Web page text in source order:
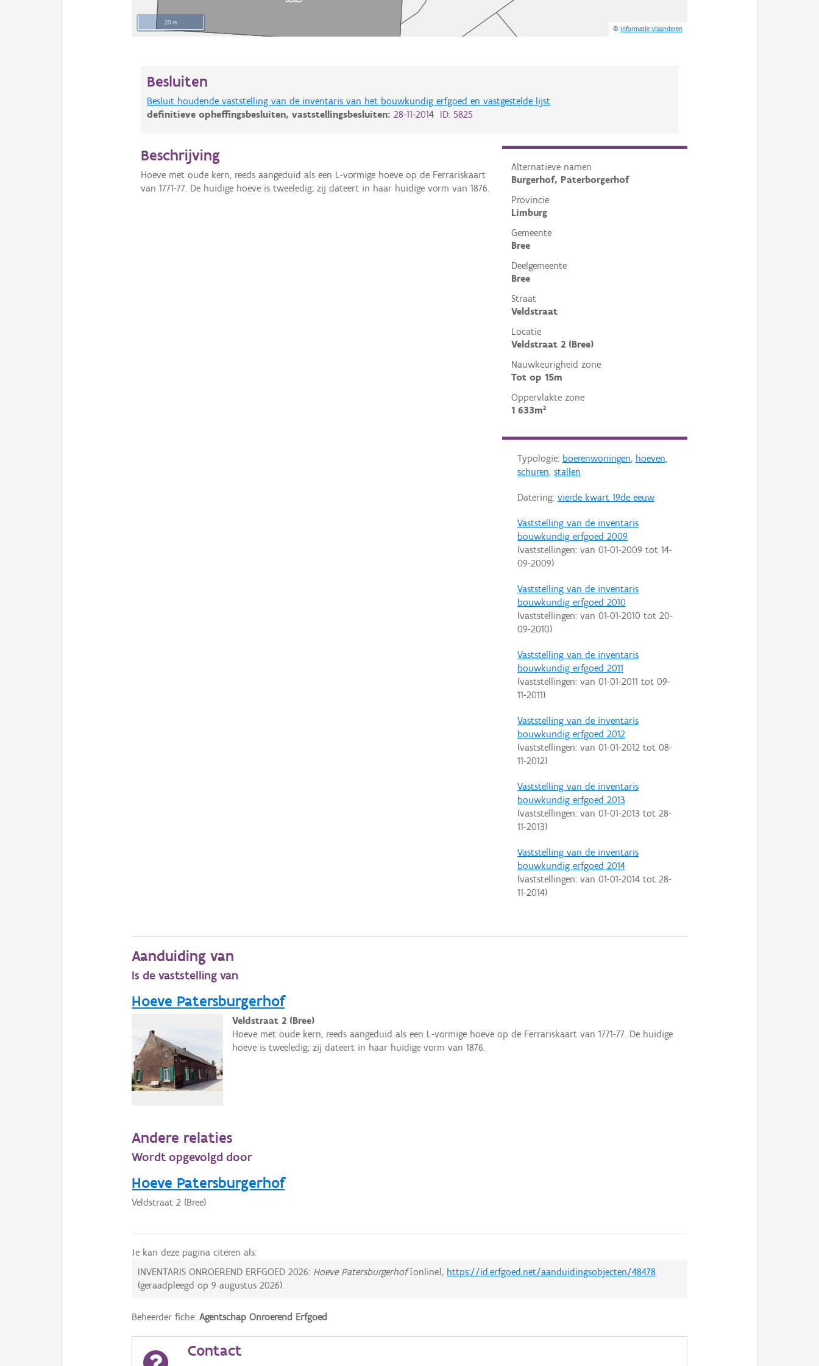
20 m
©Informatie Vlaanderen
Besluiten
Besluit houdende vaststelling van de inventaris van het bouwkundig erfgoed en vastgestelde lijst
definitieve opheffingsbesluiten,vaststellingsbesluiten:28-11-2014 ID: 5825
Alternatieve namen
Burgerhof, Paterborgerhof
Provincie
Limburg
Gemeente
Bree
Deelgemeente
Bree
Straat
Veldstraat
Locatie
Veldstraat 2 (Bree)
Nauwkeurigheid zone
Tot op 15m
Oppervlakte zone
1 633m²
Typologie: boerenwoningen, hoeven,
schuren, stallen
Datering: vierde kwart 19de eeuw
Vaststelling van de inventaris
bouwkundig erfgoed 2009
(vaststellingen: van 01-01-2009 tot 14-
09-2009)
Vaststelling van de inventaris
bouwkundig erfgoed 2010
(vaststellingen: van 01-01-2010 tot 20-
09-2010)
Vaststelling van de inventaris
bouwkundig erfgoed 2011
(vaststellingen: van 01-01-2011 tot 09-
11-2011)
Vaststelling van de inventaris
bouwkundig erfgoed 2012
(vaststellingen: van 01-01-2012tot 08-
11-2012)
Vaststelling van de inventaris
bouwkundig erfgoed 2013
(vaststellingen: van 01-01-2013 tot 28-
11-2013)
Vaststelling van de inventaris
bouwkundig erfgoed 2014
(vaststellingen: van 01-01-2014tot 28-
11-2014)
Beschrijving
Hoeve met oude kern, reeds aangeduid als een L-vormige hoeve op de Ferrariskaart
van 1771-77. De huidige hoeve is tweeledig; zij dateert in haar huidige vorm van 1876.
Aanduiding van
Is de vaststelling van
Hoeve Patersburgerhof
Veldstraat 2 (Bree)
Hoeve met oude kern, reeds aangeduid als een L-vormige hoeve op de Ferrariskaart van 1771-77. De huidige
hoeve is tweeledig; zij dateert in haar huidige vorm van 1876.
Andere relaties
Wordt opgevolgd door
Hoeve Patersburgerhof
Veldstraat 2 (Bree)
Je kan deze pagina citeren als:
INVENTARIS ONROEREND ERFGOED 2026: Hoeve Patersburgerhof[online], https://id.erfgoed.net/aanduidingsobjecten/48478
(geraadpleegd op9 augustus 2026).
Beheerder fiche:Agentschap Onroerend Erfgoed
Contact